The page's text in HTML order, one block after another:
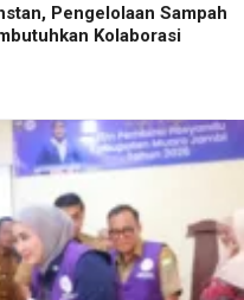
Pengelolaan Sampah
Kolaborasi